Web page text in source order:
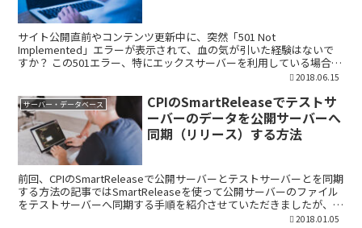
サイト公開直前やコンテンツ更新中に、突然「501 Not
Implemented」エラーが表示されて、血の気が引いた経験はないで
すか？ この501エラー、特にエックスサーバーを利用している場合に
2018.06.15
サーバー・データベース
CPIのSmartReleaseでテストサ
ーバーのデータを公開サーバーへ
同期（リリース）する方法
前回、CPIのSmartReleaseで公開サーバーとテストサーバーとを同期
する方法の記事ではSmartReleaseを使って公開サーバーのファイル
をテストサーバーへ同期する手順を紹介させていただきましたが、今
2018.01.05